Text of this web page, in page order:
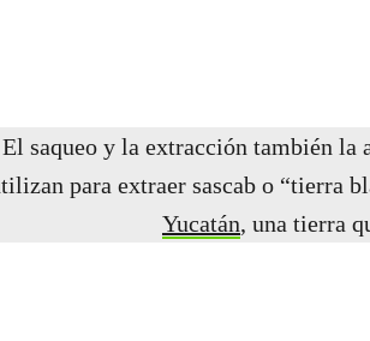
El saqueo y la extracción también la
para extraer sascab o “tierra
Yucatán, una tierra